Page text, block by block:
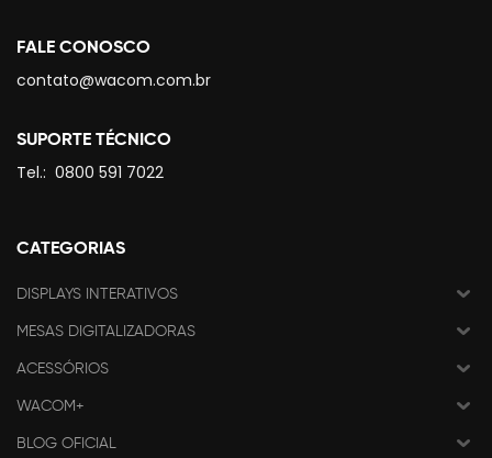
FALE CONOSCO
contato@wacom.com.br
SUPORTE TÉCNICO
Tel.: 0800 591 7022
CATEGORIAS
DISPLAYS INTERATIVOS
MESAS DIGITALIZADORAS
ACESSÓRIOS
WACOM+
BLOG OFICIAL